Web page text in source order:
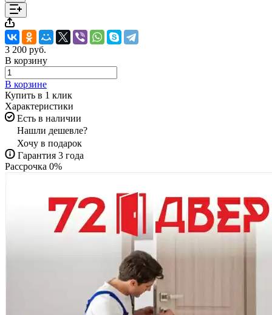
3 200 руб.
В корзину
В корзине
Купить в 1 клик
Характеристики
Есть в наличии
Нашли дешевле?
Хочу в подарок
Гарантия 3 года
Рассрочка 0%